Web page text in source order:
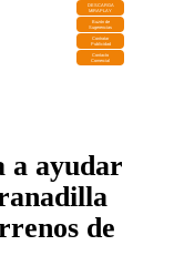
DESCARGA
MIRAPLAY
Buzón de
Sugerencias
Contratar
Publicidad
Contacto
Comercial
a ayudar
de